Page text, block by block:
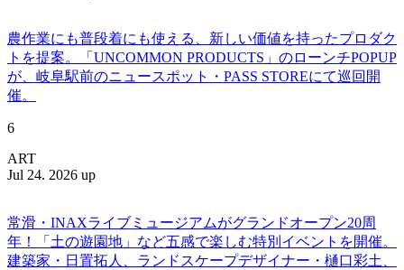
農作業にも普段着にも使える、新しい価値を持ったプロダク
トを提案。「UNCOMMON PRODUCTS」のローンチPOPUP
が、岐阜駅前のニュースポット・PASS STOREにて巡回開
催。
6
ART
Jul 24. 2026 up
常滑・INAXライブミュージアムがグランドオープン20周
年！「土の遊園地」など五感で楽しむ特別イベントを開催。
建築家・日置拓人、ランドスケープデザイナー・樋口彩土、